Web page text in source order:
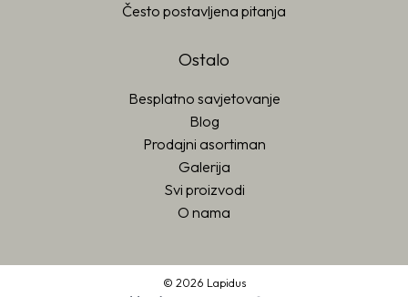
Često postavljena pitanja
Ostalo
Besplatno savjetovanje
Blog
Prodajni asortiman
Galerija
Svi proizvodi
O nama
© 2026 Lapidus